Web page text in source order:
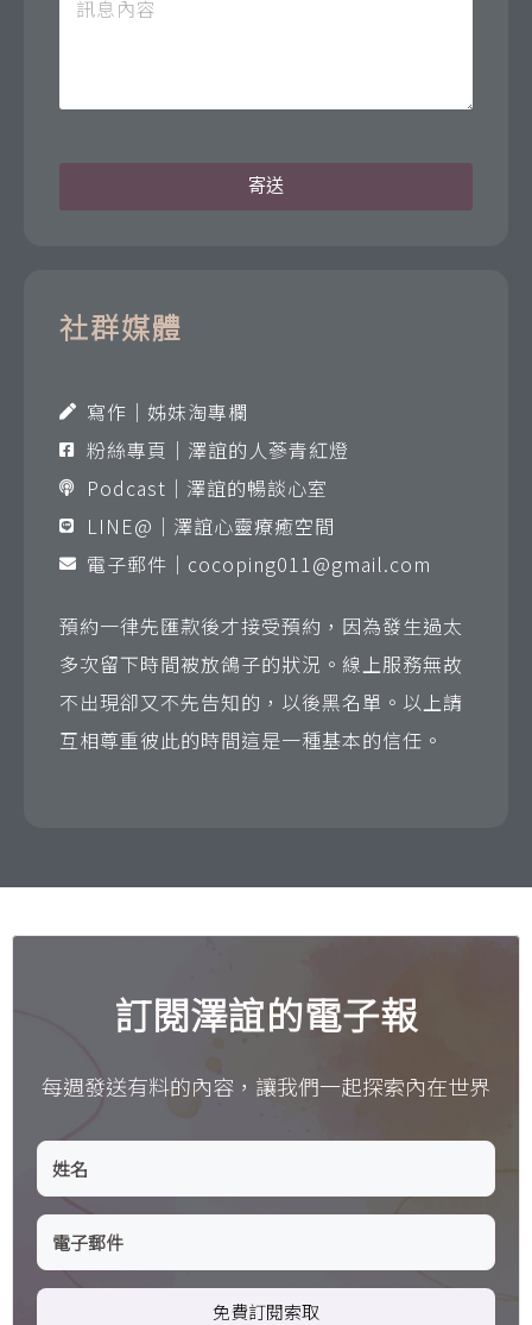
寄送
社群媒體
寫作｜姊妹淘專欄
粉絲專頁｜澤誼的人蔘青紅燈
Podcast｜澤誼的暢談心室
LINE@｜澤誼心靈療癒空間
電子郵件｜ cocoping011@gmail.com
預約一律先匯款後才接受預約，因為發生過太
多次留下時間被放鴿子的狀況。線上服務無故
不出現卻又不先告知的，以後黑名單。以上請
互相尊重彼此的時間這是一種基本的信任。
訂閱澤誼的電子報
每週發送有料的內容，讓我們一起探索內在世界
免費訂閱索取